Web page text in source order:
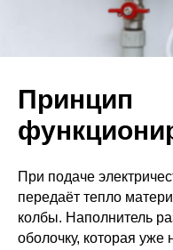
Принцип
При подаче
передаёт тепло
колбы. Наполнитель
оболочку, которая